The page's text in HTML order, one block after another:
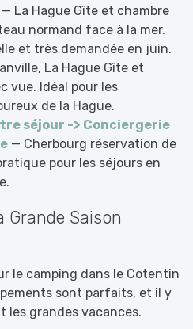
— La Hague Gîte et chambre
normand face à la mer.
et très demandée en juin.
La Hague Gîte et
vue. Idéal pour les
de la Hague.
séjour -> Conciergerie
— Cherbourg réservation de
pour les séjours en
Grande Saison
le camping dans le Cotentin
sont parfaits, et il y
les grandes vacances.